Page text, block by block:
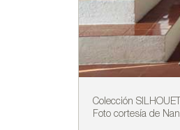
Colección
Foto cortesía de